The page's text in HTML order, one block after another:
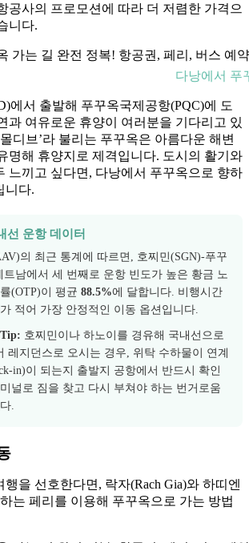
공사의 프로모션에 따라 더 저렴한 가격으
니다.
다낭에서 푸
에서 출발해 푸꾸옥국제공항(PQC)에 도
과 여유로운 휴양이 여러분을 기다리고 있
디브’라 불리는 푸꾸옥은 아름다운 해변
명해 휴양지로 제격입니다. 도시의 활기와
느끼고 싶다면, 다낭에서 푸꾸옥으로 향하
니다.
선 운항 데이터
의 최근 통계에 따르면, 호찌민(SGN)-푸꾸
트남에서 세 번째로 운항 빈도가 높은 황금 노
(OTP)이 평균 88.5%에 달합니다. 비행시간
적어 가장 안정적인 이동 옵션입니다.
호찌민이나 하노이를 경유해 국내선으로
레지던스로 오시는 경우, 위탁 수하물이 연계
in)이 되는지 출발지 공항에서 반드시 확인
널로 짐을 찾고 다시 부쳐야 하는 번거로움
.
을 선호한다면, 락자(Rach Gia)와 하띠엔
는 페리를 이용해 푸꾸옥으로 가는 방법